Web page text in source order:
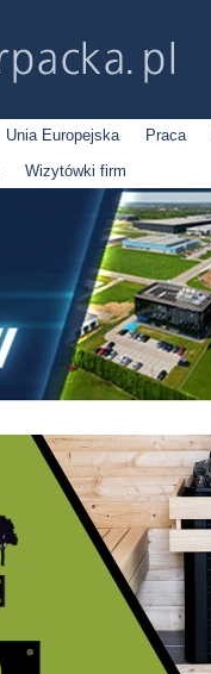
Unia Europejska Praca
Wizytówki firm